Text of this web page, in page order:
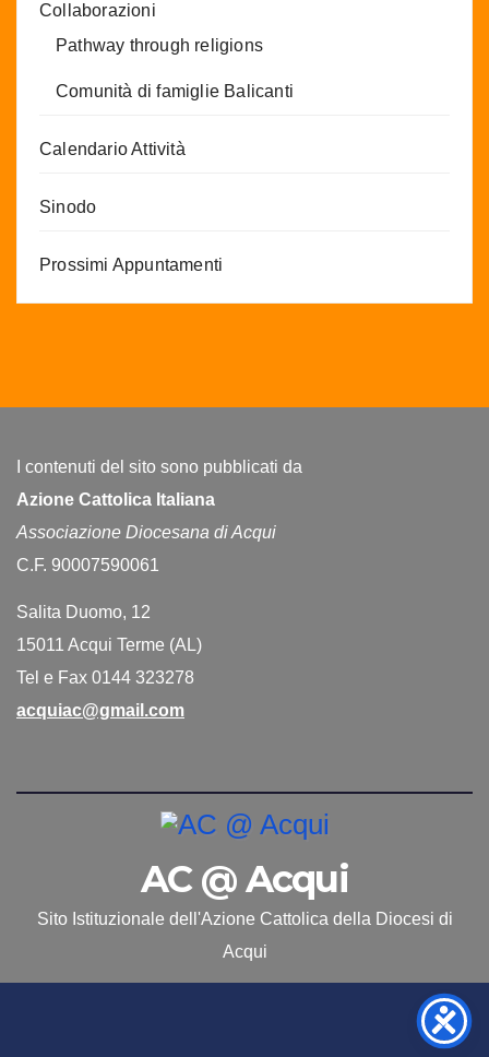
Collaborazioni
Pathway through religions
Comunità di famiglie Balicanti
Calendario Attività
Sinodo
Prossimi Appuntamenti
I contenuti del sito sono pubblicati da
Azione Cattolica Italiana
Associazione Diocesana di Acqui
C.F. 90007590061
Salita Duomo, 12
15011 Acqui Terme (AL)
Tel e Fax 0144 323278
acquiac@gmail.com
AC @ Acqui
Sito Istituzionale dell'Azione Cattolica della Diocesi di
Acqui